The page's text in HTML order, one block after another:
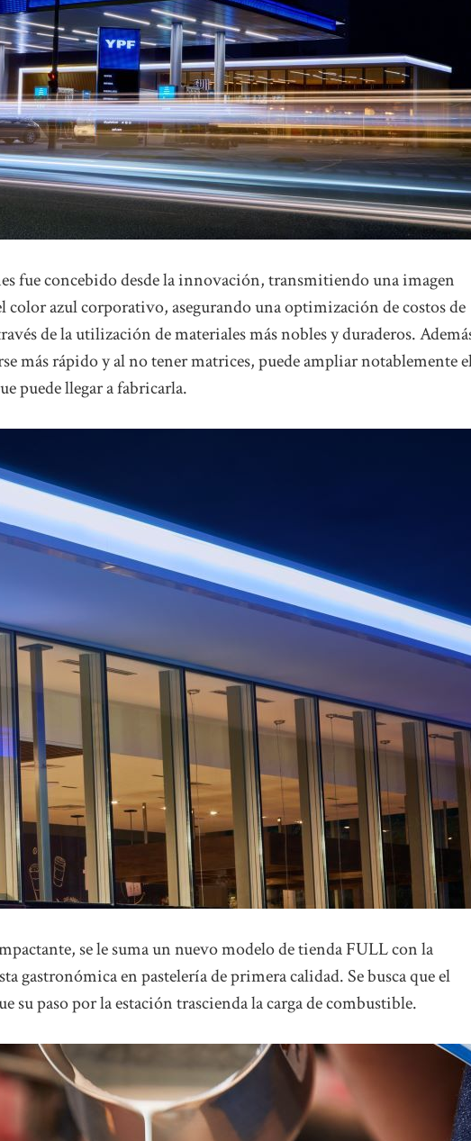
fue concebido desde la innovación, transmitiendo una imagen
azul corporativo, asegurando una optimización de costos de
de la utilización de materiales más nobles y duraderos.
más rápido y al no tener matrices, puede ampliar notablemente
puede llegar a fabricarla.
se le suma un nuevo modelo de tienda FULL con la
gastronómica en pastelería de primera calidad. Se busca que el
su paso por la estación trascienda la carga de combustible.